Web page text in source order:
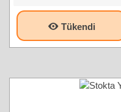
Tükendi